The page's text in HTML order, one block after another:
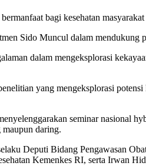
bagi kesehatan
Sido Muncul dalam mendukung
dalam mengeksplorasi
yang mengeksplorasi
seminar nasional
daring.
Deputi Bidang Pengawasan
Kemenkes RI, serta Irwan